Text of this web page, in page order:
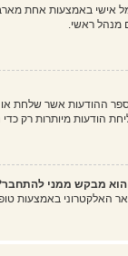
מנהל ראשי.
אשר שלחת או
מיותרות רק
הוא מבקש ממני
האלקטרוני